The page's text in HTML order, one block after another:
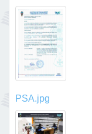
PSA.jpg